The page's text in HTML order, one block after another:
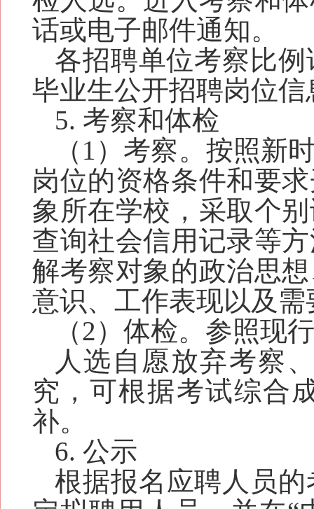
话或电子邮件通知。
各招聘单位考察比例
毕业生公开招聘岗位信
5. 考察和体检
（ 1 ）考察。按照新
岗位的资格条件和要
象所在学校，采取个
查询社会信用记录等
解考察对象的政治思
意识、工作表现以及
（2）体检。参照现
人选自愿放弃考察
究，可根据考试综合
补。
6. 公示
根据报名应聘人员